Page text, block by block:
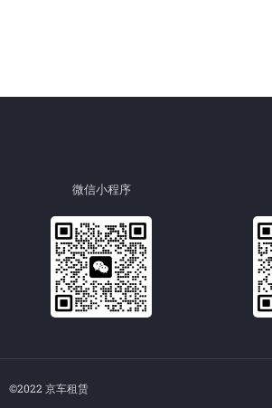
微信小程序
©2022 京车租赁